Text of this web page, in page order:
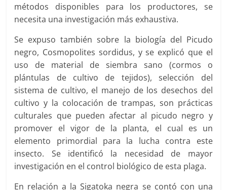
métodos disponibles para los productores, se
necesita una investigación más exhaustiva.
Se expuso también sobre la biología del Picudo
negro, Cosmopolites sordidus, y se explicó que el
uso de material de siembra sano (cormos o
plántulas de cultivo de tejidos), selección del
sistema de cultivo, el manejo de los desechos del
cultivo y la colocación de trampas, son prácticas
culturales que pueden afectar al picudo negro y
promover el vigor de la planta, el cual es un
elemento primordial para la lucha contra este
insecto. Se identificó la necesidad de mayor
investigación en el control biológico de esta plaga.
En relación a la Sigatoka negra se contó con una